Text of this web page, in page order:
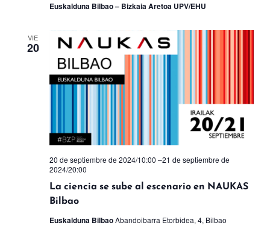
Euskalduna Bilbao – Bizkaia Aretoa UPV/EHU
VIE
20
20 de septiembre de 2024/10:00 –21 de septiembre de
2024/20:00
La ciencia se sube al escenario en NAUKAS
Bilbao
Euskalduna BilbaoAbandoibarra Etorbidea, 4, Bilbao